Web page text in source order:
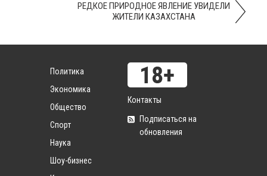
РЕДКОЕ ПРИРОДНОЕ ЯВЛЕНИЕ УВИДЕЛИ
ЖИТЕЛИ КАЗАХСТАНА
Политика
Экономика
Общество
Спорт
Наука
Шоу-бизнес
Контакты
Подписаться на
обновления